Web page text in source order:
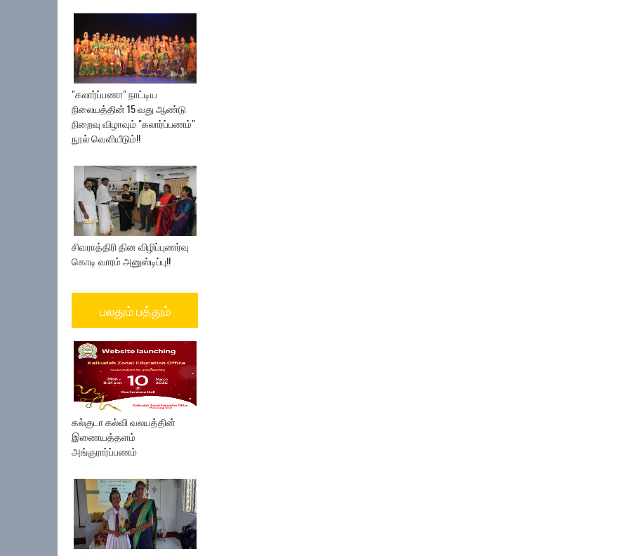
"கலார்ப்பணா" நாட்டிய
நிலையத்தின் 15 வது ஆண்டு
நிறைவு விழாவும் "கலார்ப்பணம்"
நூல் வெளியீடும்!!
சிவராத்திரி தின விழிப்புணர்வு
கொடி வாரம் அனுஸ்டிப்பு!!
பலதும் பத்தும்
கல்குடா கல்வி வலயத்தின்
இணையத்தளம்
அங்குரார்ப்பணம்